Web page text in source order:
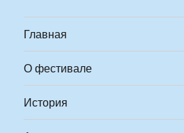
Главная
О фестивале
История